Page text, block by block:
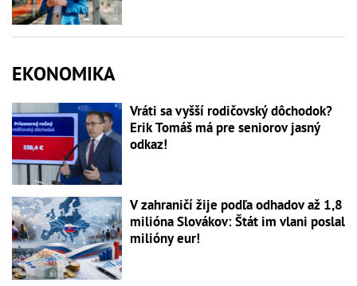
EKONOMIKA
Vráti sa vyšší rodičovský dôchodok?
Erik Tomáš má pre seniorov jasný
odkaz!
V zahraničí žije podľa odhadov až 1,8
milióna Slovákov: Štát im vlani poslal
milióny eur!